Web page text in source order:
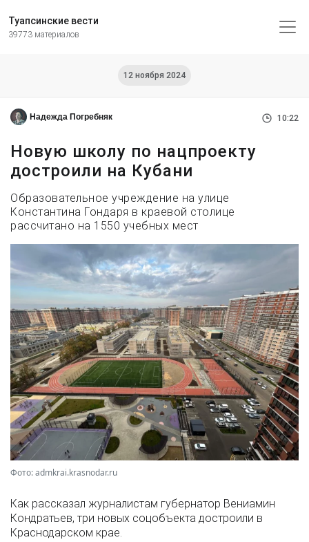
Туапсинские вести
39773 материалов
12 ноября 2024
Надежда Погребняк 10:22
Новую школу по нацпроекту
достроили на Кубани
Образовательное учреждение на улице
Константина Гондаря в краевой столице
рассчитано на 1550 учебных мест
Фото: admkrai.krasnodar.ru
Как рассказал журналистам губернатор Вениамин
Кондратьев, три новых соцобъекта достроили в
Краснодарском крае.